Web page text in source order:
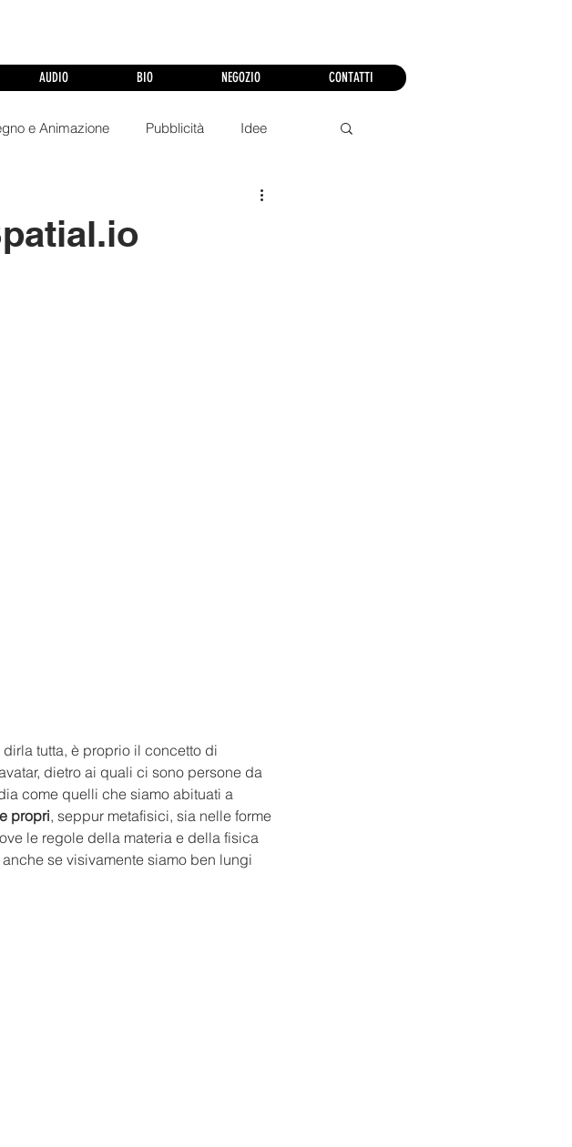
AUDIO BIO NEGOZIO CONTATTI
e Animazione Pubblicità Idee
dirla tutta, è proprio il concetto di
dietro ai quali ci sono persone da
come quelli che siamo abituati a
propri, seppur metafisici, sia nelle forme
le regole della materia e della fisica
se visivamente siamo ben lungi